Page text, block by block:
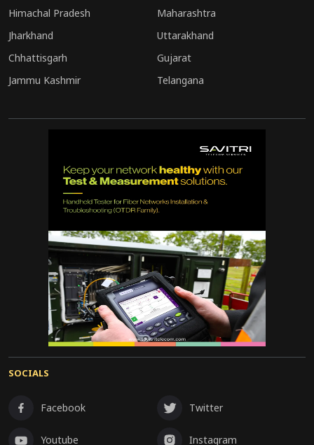
Himachal Pradesh
Maharashtra
Jharkhand
Uttarakhand
Chhattisgarh
Gujarat
Jammu Kashmir
Telangana
SOCIALS
Facebook Twitter
Youtube Instagram